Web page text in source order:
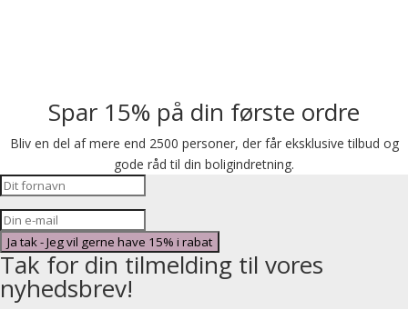
Spar 15% på din første ordre
Bliv en del af mere end 2500 personer, der får eksklusive tilbud og
gode råd til din boligindretning.
Ja tak - Jeg vil gerne have 15% i rabat
Tak for din tilmelding til vores
nyhedsbrev!